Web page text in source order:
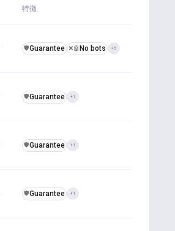
特徴
️🛡️Guarantee ❌🤖 No bots +5
️🛡️Guarantee +1
️🛡️Guarantee +1
️🛡️Guarantee +1